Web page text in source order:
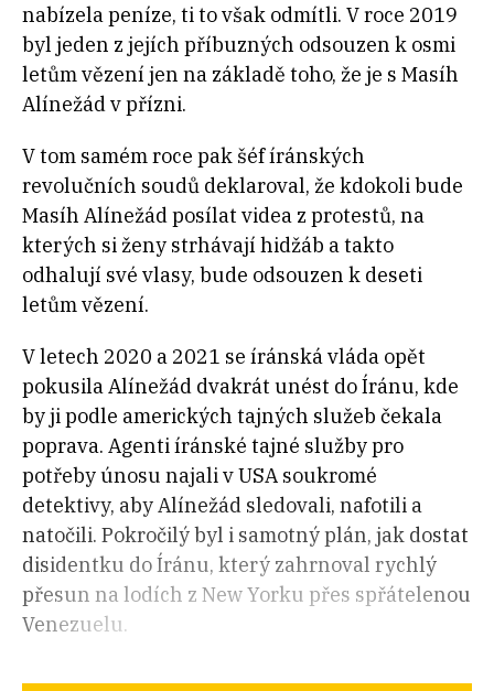
nabízela peníze, ti to však odmítli. V roce 2019
byl jeden z jejích příbuzných odsouzen k osmi
letům vězení jen na základě toho, že je s Masíh
Alínežád v přízni.
V tom samém roce pak šéf íránských
revolučních soudů deklaroval, že kdokoli bude
Masíh Alínežád posílat videa z protestů, na
kterých si ženy strhávají hidžáb a takto
odhalují své vlasy, bude odsouzen k deseti
letům vězení.
V letech 2020 a 2021 se íránská vláda opět
pokusila Alínežád dvakrát unést do Íránu, kde
by ji podle amerických tajných služeb čekala
poprava. Agenti íránské tajné služby pro
potřeby únosu najali v USA soukromé
detektivy, aby Alínežád sledovali, nafotili a
natočili. Pokročilý byl i samotný plán, jak dostat
disidentku do Íránu, který zahrnoval rychlý
přesun na lodích z New Yorku přes spřátelenou
Venezuelu.